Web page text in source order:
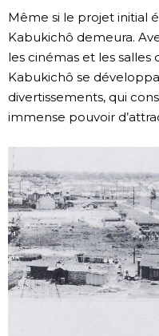
Même si le projet initial
Kabukichô demeura.
les cinémas et les salles
Kabukichô se
divertissements, qui
immense pouvoir